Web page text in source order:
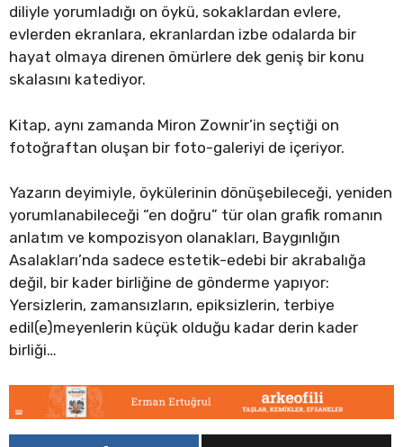
diliyle yorumladığı on öykü, sokaklardan evlere,
evlerden ekranlara, ekranlardan izbe odalarda bir
hayat olmaya direnen ömürlere dek geniş bir konu
skalasını katediyor.
Kitap, aynı zamanda Miron Zownir’in seçtiği on
fotoğraftan oluşan bir foto-galeriyi de içeriyor.
Yazarın deyimiyle, öykülerinin dönüşebileceği, yeniden
yorumlanabileceği “en doğru” tür olan grafik romanın
anlatım ve kompozisyon olanakları, Baygınlığın
Asalakları’nda sadece estetik-edebi bir akrabalığa
değil, bir kader birliğine de gönderme yapıyor:
Yersizlerin, zamansızların, epiksizlerin, terbiye
edil(e)meyenlerin küçük olduğu kadar derin kader
birliği…